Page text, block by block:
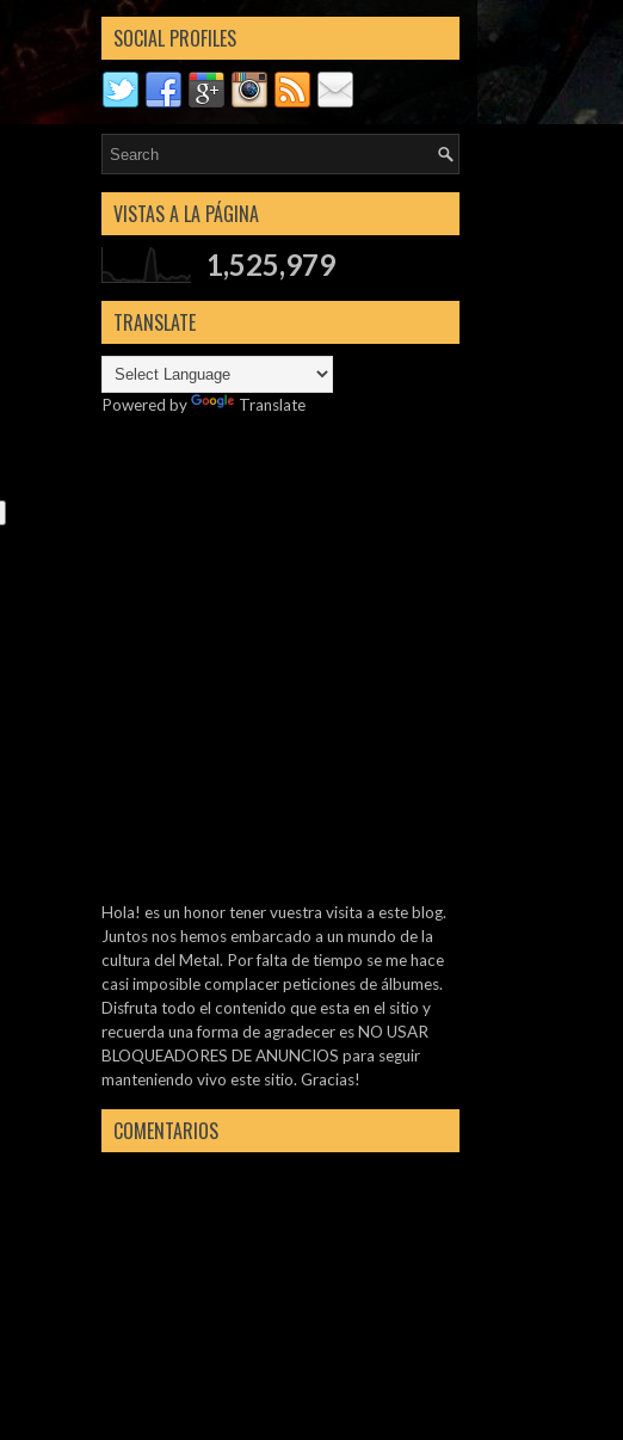
SOCIAL PROFILES
VISTAS A LA PÁGINA
1,525,979
TRANSLATE
Powered by Translate
Hola! es un honor tener vuestra visita a este blog.
Juntos nos hemos embarcado a un mundo de la
cultura del Metal. Por falta de tiempo se me hace
casi imposible complacer peticiones de álbumes.
Disfruta todo el contenido que esta en el sitio y
recuerda una forma de agradecer es NO USAR
BLOQUEADORES DE ANUNCIOS para seguir
manteniendo vivo este sitio. Gracias!
COMENTARIOS